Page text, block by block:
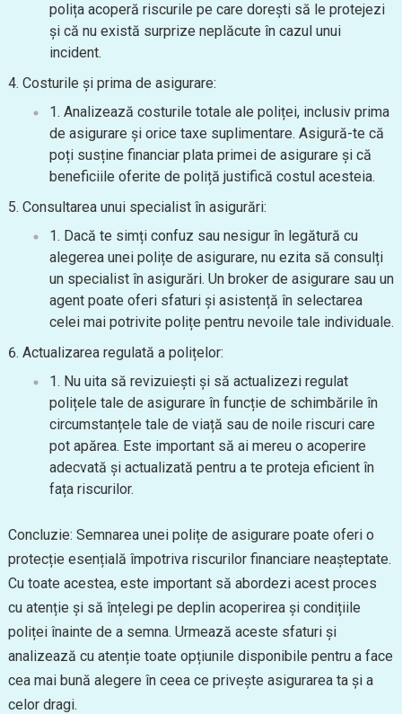
polița acoperă riscurile pe care dorești să le protejezi
și că nu există surprize neplăcute în cazul unui
incident.
Costurile și prima de asigurare:
Analizează costurile totale ale poliței, inclusiv prima
de asigurare și orice taxe suplimentare. Asigură-te că
poți susține financiar plata primei de asigurare și că
beneficiile oferite de poliță justifică costul acesteia.
Consultarea unui specialist în asigurări:
Dacă te simți confuz sau nesigur în legătură cu
alegerea unei polițe de asigurare, nu ezita să consulți
un specialist în asigurări. Un broker de asigurare sau un
agent poate oferi sfaturi și asistență în selectarea
celei mai potrivite polițe pentru nevoile tale individuale.
Actualizarea regulată a polițelor:
Nu uita să revizuiești și să actualizezi regulat
polițele tale de asigurare în funcție de schimbările în
circumstanțele tale de viață sau de noile riscuri care
pot apărea. Este important să ai mereu o acoperire
adecvată și actualizată pentru a te proteja eficient în
fața riscurilor.
Concluzie: Semnarea unei polițe de asigurare poate oferi o
protecție esențială împotriva riscurilor financiare neașteptate.
Cu toate acestea, este important să abordezi acest proces
cu atenție și să înțelegi pe deplin acoperirea și condițiile
poliței înainte de a semna. Urmează aceste sfaturi și
analizează cu atenție toate opțiunile disponibile pentru a face
cea mai bună alegere în ceea ce privește asigurarea ta și a
celor dragi.